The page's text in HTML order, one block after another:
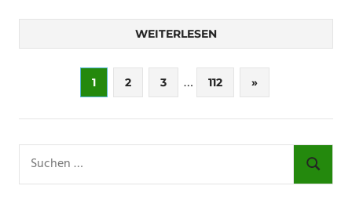
WEITERLESEN
Seitennummerierung
der
Beiträge
1 2 3 … 112
Nächste
Beiträge
»
nach:
SUCHEN